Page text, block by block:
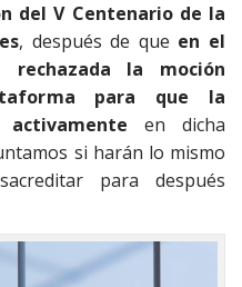
del V Centenario de la
, después de que en el
la moción
para que la
en dicha
si harán lo mismo
para después